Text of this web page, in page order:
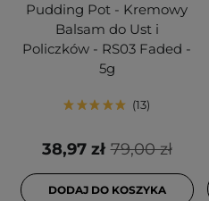
Pudding Pot - Kremowy
Balsam do Ust i
Policzków - RS03 Faded -
5g
13
79,00 zł
38,97 zł
DODAJ DO KOSZYKA